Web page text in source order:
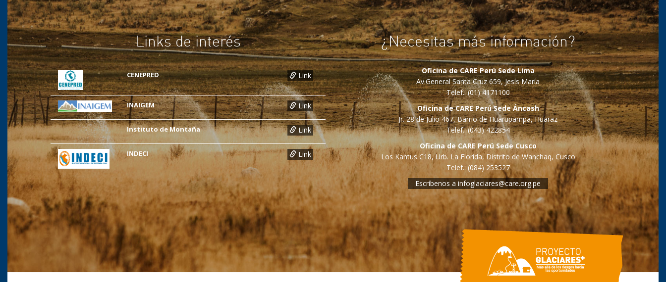
Links de interés
CENEPRED Link
INAIGEM Link
Instituto de Montaña Link
INDECI Link
¿Necesitas más información?
Oficina de CARE Perú Sede Lima
Av.General Santa Cruz 659, Jesís María
Telef.: (01) 4171100
Oficina de CARE Perú Sede Áncash
Jr. 28 de Julio 467, Barrio de Huarupampa, Huaraz
Telef.: (043) 422854
Oficina de CARE Perú Sede Cusco
Los Kantus C18, Urb. La Florida, Distrito de Wanchaq, Cusco
Telef.: (084) 253527
Escríbenos a infoglaciares@care.org.pe